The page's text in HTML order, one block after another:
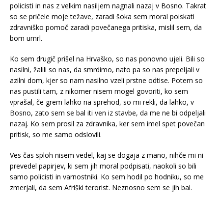
policisti in nas z velkim nasiljem nagnali nazaj v Bosno. Takrat
so se pričele moje težave, zaradi šoka sem moral poiskati
zdravniško pomoč zaradi povečanega pritiska, mislil sem, da
bom umrl.
Ko sem drugič prišel na Hrvaško, so nas ponovno ujeli. Bili so
nasilni, žalili so nas, da smrdimo, nato pa so nas prepeljali v
azilni dom, kjer so nam nasilno vzeli prstne odtise. Potem so
nas pustili tam, z nikomer nisem mogel govoriti, ko sem
vprašal, če grem lahko na sprehod, so mi rekli, da lahko, v
Bosno, zato sem se bal iti ven iz stavbe, da me ne bi odpeljali
nazaj. Ko sem prosil za zdravnika, ker sem imel spet povečan
pritisk, so me samo odslovili.
Ves čas sploh nisem vedel, kaj se dogaja z mano, nihče mi ni
prevedel papirjev, ki sem jih moral podpisati, naokoli so bili
samo policisti in varnostniki. Ko sem hodil po hodniku, so me
zmerjali, da sem Afriški terorist. Neznosno sem se jih bal.